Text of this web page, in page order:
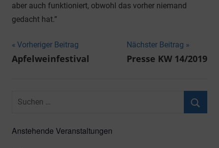
aber auch funktioniert, obwohl das vorher niemand
gedacht hat.”
Beitragsnavigation
Vorheriger Beitrag
Apfelweinfestival
Nächster Beitrag
Presse KW 14/2019
Suchen
Anstehende Veranstaltungen